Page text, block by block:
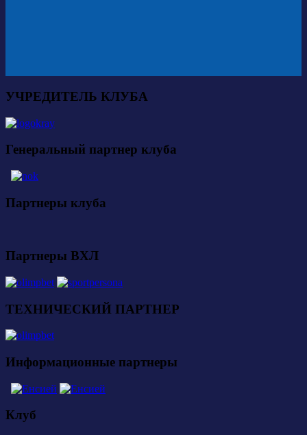
УЧРЕДИТЕЛЬ КЛУБА
Генеральный партнер клуба
Партнеры клуба
Партнеры ВХЛ
ТЕХНИЧЕСКИЙ ПАРТНЕР
Информационные партнеры
Клуб